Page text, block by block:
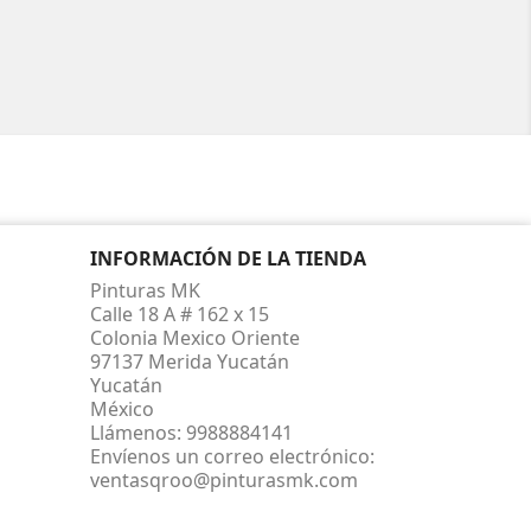
INFORMACIÓN DE LA TIENDA
Pinturas MK
Calle 18 A # 162 x 15
Colonia Mexico Oriente
97137 Merida Yucatán
Yucatán
México
Llámenos: 9988884141
Envíenos un correo electrónico:
ventasqroo@pinturasmk.com